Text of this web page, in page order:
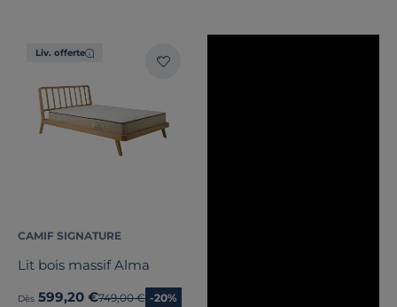
Liv. offerte
CAMIF SIGNATURE
Lit bois massif Alma
Dès 599,20 €Ancien prix
749,00 € -20%
Note des clients
Pays de fabrication